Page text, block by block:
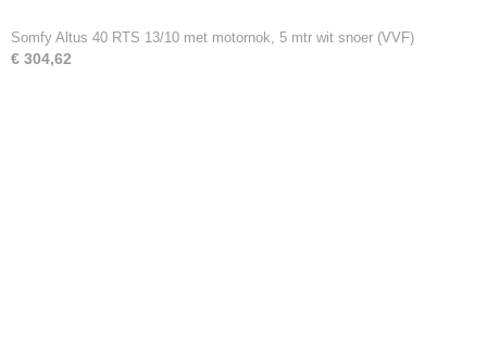
Somfy Altus 40 RTS 13/10 met motornok, 5 mtr wit snoer (VVF)
€ 304,62